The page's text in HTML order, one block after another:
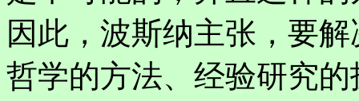
因此，波斯纳主张，要
哲学的方法、经验研究